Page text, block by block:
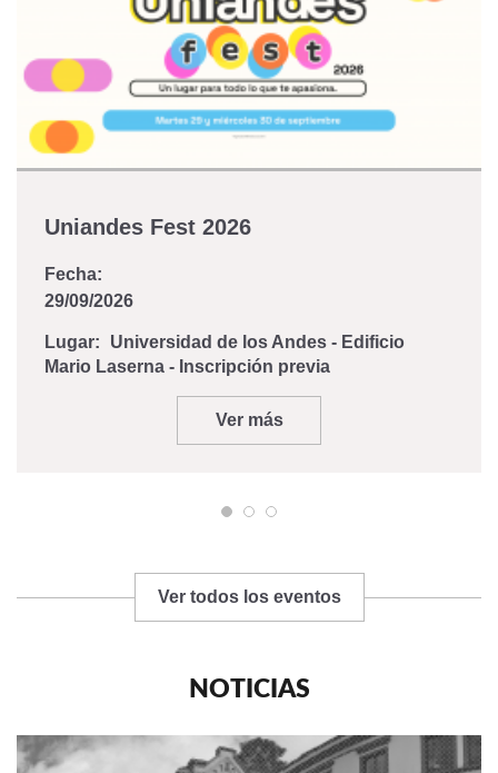
Uniandes Fest 2026
Fecha:
29/09/2026
Lugar:
Universidad de los Andes - Edificio
Mario Laserna - Inscripción previa
Ver más
Ver todos los eventos
NOTICIAS